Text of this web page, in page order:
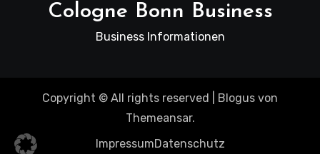
Cologne Bonn Business
Business Informationen
Copyright © All rights reserved Blogus von
Themeansar.
ImpressumDatenschutz